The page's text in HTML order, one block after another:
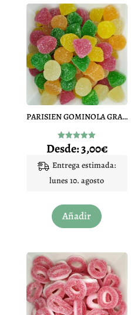
PARISIEN GOMINOLA GRANDE
Valorado
con
de 5
Desde:3,00€
Entrega estimada:
lunes 10. agosto
Añadir
producto
variantes.
Las
opciones
se